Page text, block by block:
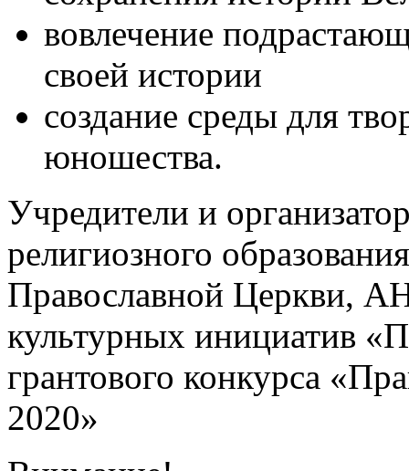
вовлечение
своей истории
создание среды для
юношества.
Учредители и
религиозного
Православной Церкви,
культурных инициатив
грантового конкурса
2020»